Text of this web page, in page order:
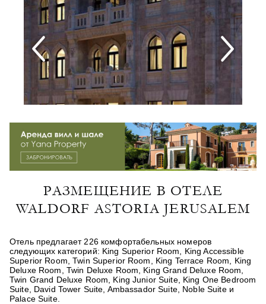
РАЗМЕЩЕНИЕ В ОТЕЛЕ
WALDORF ASTORIA JERUSALEM
Отель предлагает 226 комфортабельных номеров
следующих категорий: King Superior Room, King Accessible
Superior Room, Twin Superior Room, King Terrace Room, King
Deluxe Room, Twin Deluxe Room, King Grand Deluxe Room,
Twin Grand Deluxe Room, King Junior Suite, King One Bedroom
Suite, David Tower Suite, Ambassador Suite, Noble Suite и
Palace Suite.